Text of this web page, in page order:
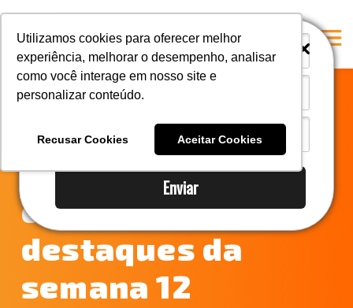
Enviar
Utilizamos cookies para oferecer melhor
experiência, melhorar o desempenho, analisar
como você interage em nosso site e
personalizar conteúdo.
Recusar Cookies Aceitar Cookies
i
i
A Mastersul
Responsabilidade social
Blog
Canal de Suez
bloqueado –
confira os
destaques da
semana 12